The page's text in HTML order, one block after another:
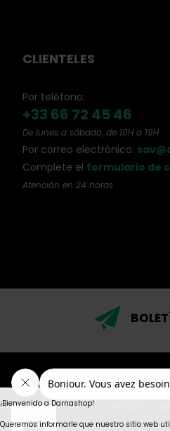
¡Bienvenido a Darnashop!
Queremos informarle que nuestro sitio web
CLIENTELES
Por teléfono:
+33 66 72 45 46
De lunes a sábado, de 10H a 19H
Por correo electrónico:
Complete el formulario de
Atención en 24 horas